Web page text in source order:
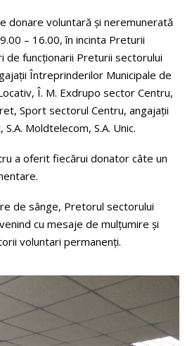
donare voluntară şi neremunerată
– 16.00, în incinta Preturii
de funcţionarii Preturii sectorului
Întreprinderilor Municipale de
Î. M. Exdrupo sector Centru,
Sport sectorul Centru, angajații
Moldtelecom, S.A. Unic.
a oferit fiecărui donator câte un
de sânge, Pretorul sectorului
cu mesaje de mulţumire și
voluntari permanenţi.